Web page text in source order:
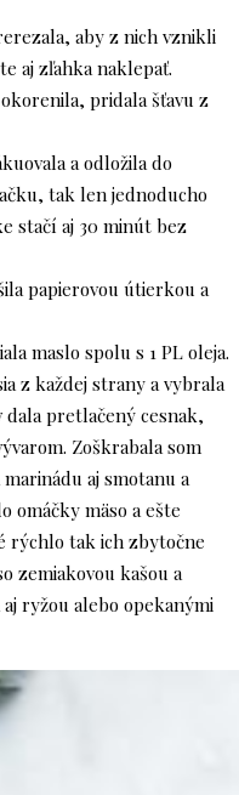
aby z nich vznikli
aj zľahka naklepať.
pridala šťavu z
a odložila do
tak len jednoducho
stačí aj 30 minút bez
papierovou útierkou a
maslo spolu s 1 PL oleja.
z každej strany a vybrala
dala pretlačený cesnak,
Zoškrabala som
aj smotanu a
omáčky mäso a ešte
rýchlo tak ich zbytočne
zemiakovou kašou a
ryžou alebo opekanými